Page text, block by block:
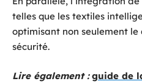
telles que les textiles
optimisant non seulement le
sécurité.
Lire également : guide de